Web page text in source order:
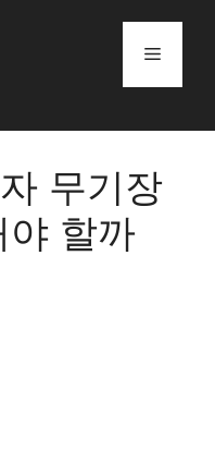
Menu
무기장
야 할까